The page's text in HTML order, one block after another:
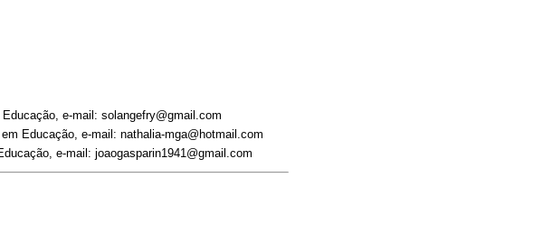
e-mail: solangefry@gmail.com
Educação, e-mail: nathalia-mga@hotmail.com
e-mail: joaogasparin1941@gmail.com